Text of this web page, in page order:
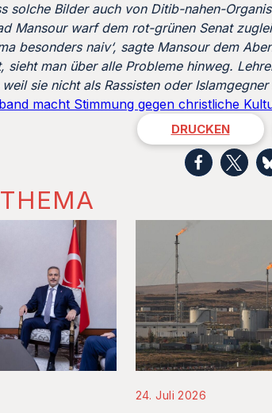
solche Bilder auch von Ditib-nahen-
Mansour warf dem rot-grünen Senat
besonders naiv‘, sagte Mansour dem
sieht man über alle Probleme hinweg.
sie nicht als Rassisten oder
macht Stimmung gegen christliche
DRUCKEN
24. Juli 2026